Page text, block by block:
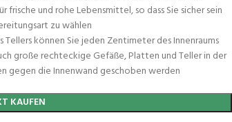
und rohe Lebensmittel, so dass Sie sicher sein
zu wählen
können Sie jeden Zentimeter des Innenraums
große rechteckige Gefäße, Platten und Teller in der
gegen die Innenwand geschoben werden
KAUFEN